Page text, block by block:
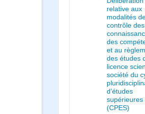
relative aux
modalités
contrôle des
des
et au
des études
licence
société du
d’études
supérieures
(CPES)